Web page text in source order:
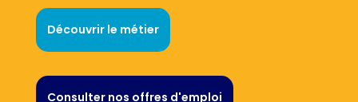
Découvrir le métier
Consulter nos offres d'emploi